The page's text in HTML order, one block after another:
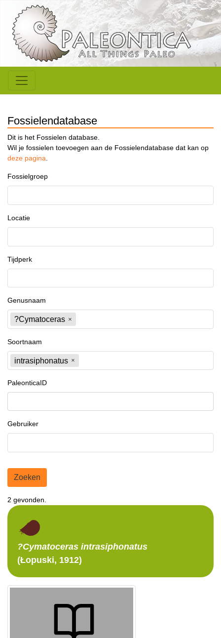
Fossielendatabase
Dit is het Fossielen database.
Wil je fossielen toevoegen aan de Fossielendatabase dat kan op
deze pagina.
Fossielgroep
Locatie
Tijdperk
Genusnaam
?Cymatoceras
Soortnaam
intrasiphonatus
PaleonticaID
Gebruiker
Zoeken
2 gevonden.
?Cymatoceras intrasiphonatus
(Łopuski, 1912)